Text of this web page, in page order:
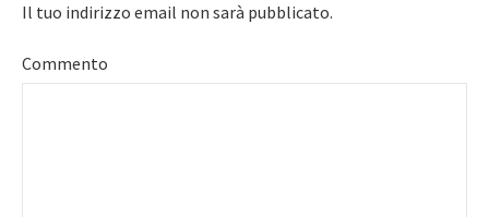
Il tuo indirizzo email non sarà pubblicato.
Commento